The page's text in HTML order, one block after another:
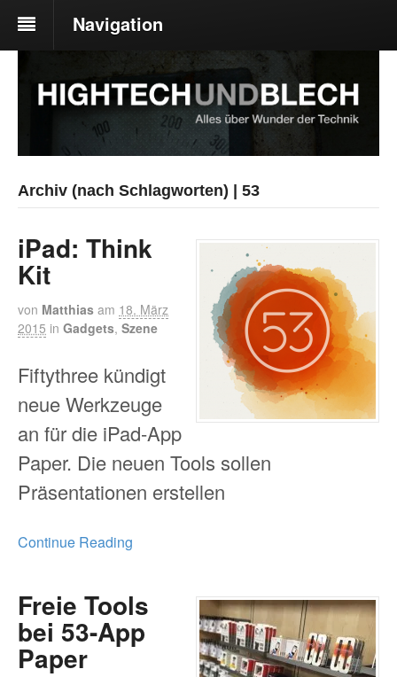
Navigation
Archiv (nach Schlagworten) | 53
iPad: Think
Kit
von Matthias am 18. März
2015 in Gadgets, Szene
Fiftythree kündigt
neue Werkzeuge
an für die iPad-App
Paper. Die neuen Tools sollen
Präsentationen erstellen
Continue Reading
Freie Tools
bei 53-App
Paper